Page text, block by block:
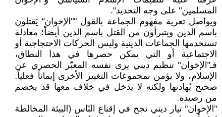
المسلمين" على وجه التحديد".
ويواصل تعرية مفهوم الجماعة بالقول ""الإخوان" يَقتلون
باسم الدين ويتبرأون من القتل باسم الدين أيضاً؛ معادلة
تستخدمها الجماعات الدينية وليس الحركات الاحتجاجية أو
الاجتماعية أو التي يمكن حصرها في هذا النطاق،
فـ"الإخوان" تنظيم ديني يرى نفسه المعبّر الحصري عن
الإسلام، ولا يؤمن بمجموعات التغيير الأخرى إيماناً فعلياً.
صحيح يُهادنها ولكنه لا يدخل في خلاف معها قد يخصم
من رصيده.
"الإخوان" تيار ديني نجح في إقناع النّاس (البيئة المخالطة